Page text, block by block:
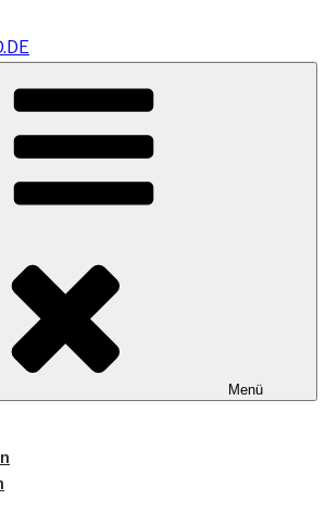
zum JadeWeserPort/Container
Menü